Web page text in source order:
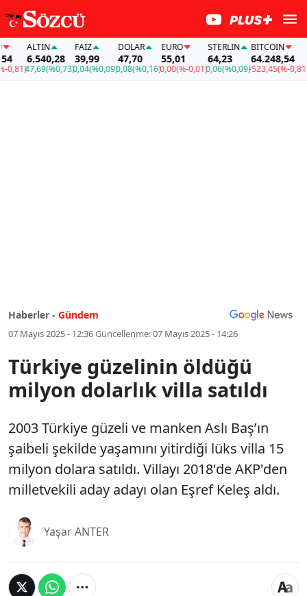
ALTIN
6.540,28
47,69(%0,73)
FAİZ
39,99
0,04(%0,09)
DOLAR
47,70
0,08(%0,16)
EURO
55,01
0,00(%-0,01)
STERLIN
64,23
0,06(%0,09)
BITCOIN
64.248,54
-523,45(%-0,81)
Haberler - Gündem
07 Mayıs 2025 - 12:36Güncellenme:07 Mayıs 2025 - 14:26
Türkiye güzelinin öldüğü
milyon dolarlık villa satıldı
2003 Türkiye güzeli ve manken Aslı Baş’ın
şaibeli şekilde yaşamını yitirdiği lüks villa 15
milyon dolara satıldı. Villayı 2018'de AKP'den
milletvekili aday adayı olan Eşref Keleş aldı.
Yaşar ANTER